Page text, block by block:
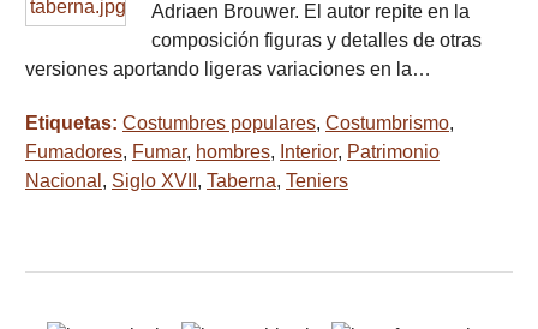
Adriaen Brouwer. El autor repite en la
composición figuras y detalles de otras
versiones aportando ligeras variaciones en la…
Etiquetas: Costumbres populares, Costumbrismo,
Fumadores, Fumar, hombres, Interior, Patrimonio
Nacional , Siglo XVII , Taberna, Teniers